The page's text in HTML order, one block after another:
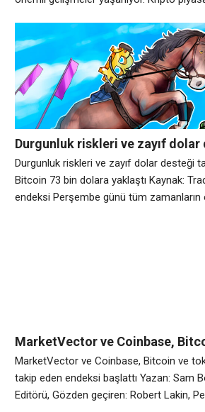
yaklaşmasının ardından Çarşamba günü
sürenin en yüksek seviyesine yükseldi.
Korku ve Açgözlülük Endeksi 14 puan
Durgunluk riskleri ve zayıf
nedeniyle Bitcoin 73 bin dolara
Durgunluk riskleri ve zayıf dolar desteği
Bitcoin 73 bin dolara yaklaştı Kaynak:
endeksi Perşembe günü tüm zamanların
MarketVector ve Coinbase,
edilmiş altını takip eden
MarketVector ve Coinbase, Bitcoin ve
takip eden endeksi başlattı Yazan: Sam
Editörü, Gözden geçiren: Robert Lakin,